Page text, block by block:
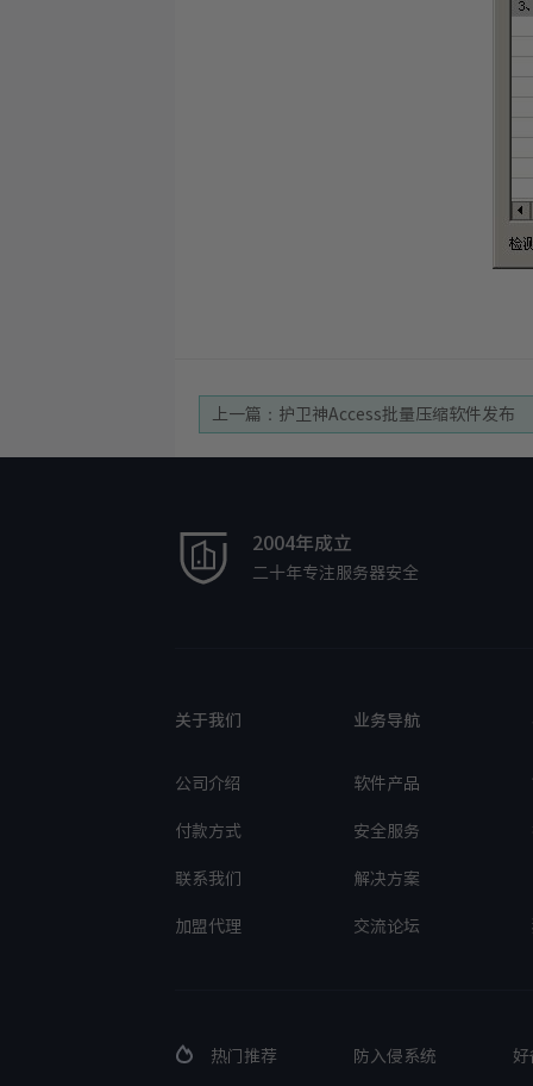
上一篇：护卫神Access批量压缩软件发布
2004年成立
二十年专注服务器安全
关于我们
公司介绍
付款方式
联系我们
加盟代理
业务导航
软件产品
安全服务
解决方案
交流论坛
热门推荐 防入侵系统 好